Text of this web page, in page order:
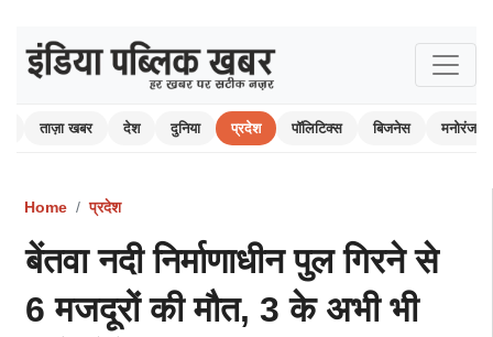
ताज़ा खबर देश दुनिया प्रदेश पॉलिटिक्स बिजनेस मनोरंजन
Home प्रदेश
बेंतवा नदी निर्माणाधीन पुल गिरने से
6 मजदूरों की मौत, 3 के अभी भी